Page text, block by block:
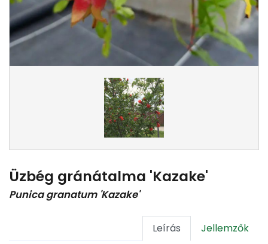
Üzbég gránátalma 'Kazake'
Punica granatum 'Kazake'
Leírás Jellemzők